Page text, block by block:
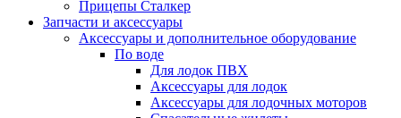
Прицепы Сталкер
Запчасти и аксессуары
Аксессуары и дополнительное оборудование
По воде
Для лодок ПВХ
Аксессуары для лодок
Аксессуары для лодочных моторов